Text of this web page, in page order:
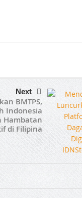
Next
BMTPS,
Indonesia
Hambatan
di Filipina